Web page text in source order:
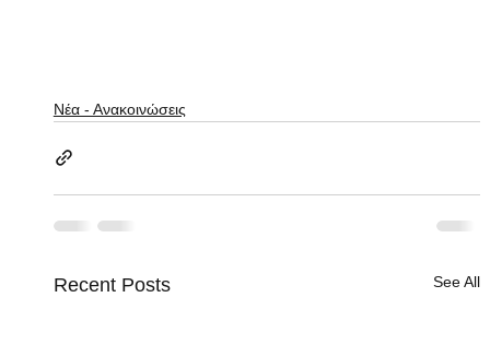
Νέα - Ανακοινώσεις
Recent Posts See All